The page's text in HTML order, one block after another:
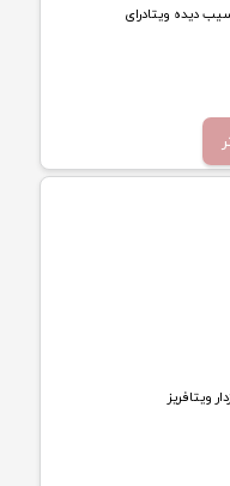
دیده ویتادرای
ویتافریز